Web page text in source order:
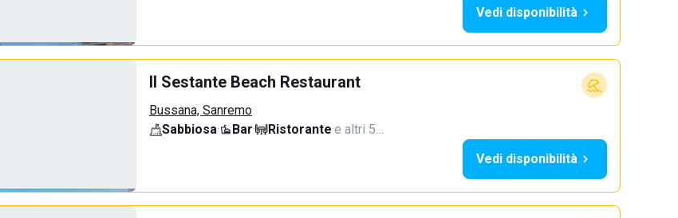
Vedi disponibilità
Il Sestante Beach Restaurant
Bussana, Sanremo
Sabbiosa· Bar· Ristorante·e altri 5…
Vedi disponibilità